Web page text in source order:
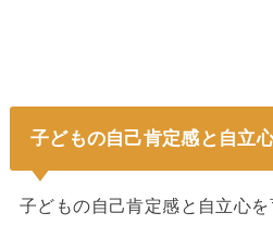
子どもの自己肯定感と自立
子どもの自己肯定感と自立心